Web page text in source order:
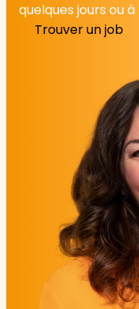
quelques jours ou
Trouver un job